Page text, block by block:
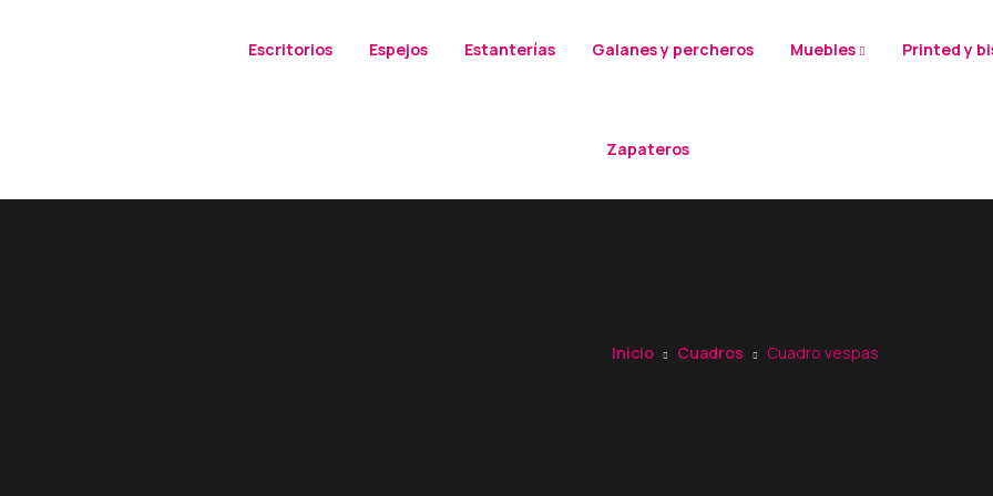
Escritorios Espejos Estanterías Galanes y percheros Muebles Printed y
Zapateros
Inicio Cuadros Cuadro vespas